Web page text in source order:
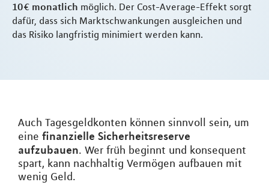
10 € monatlich möglich. Der Cost-Average-Effekt sorgt
dafür, dass sich Marktschwankungen ausgleichen und
das Risiko langfristig minimiert werden kann.
Auch Tagesgeldkonten können sinnvoll sein, um
eine finanzielle Sicherheitsreserve
aufzubauen. Wer früh beginnt und konsequent
spart, kann nachhaltig Vermögen aufbauen mit
wenig Geld.